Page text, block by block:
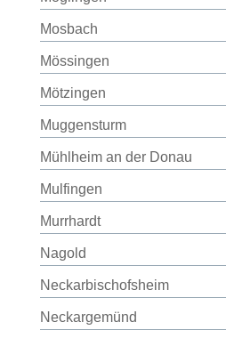
Mosbach
Mössingen
Mötzingen
Muggensturm
Mühlheim an der Donau
Mulfingen
Murrhardt
Nagold
Neckarbischofsheim
Neckargemünd